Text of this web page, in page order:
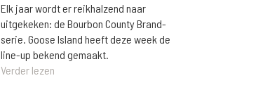
Elk jaar wordt er reikhalzend naar
uitgekeken: de Bourbon County Brand-
serie. Goose Island heeft deze week de
line-up bekend gemaakt.
Verder lezen